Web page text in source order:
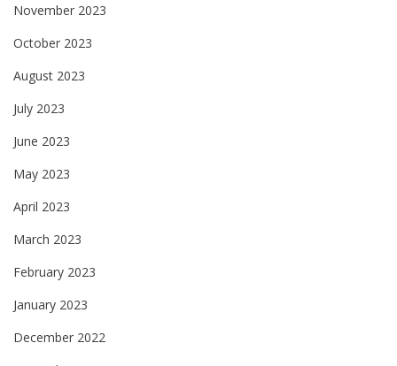
November 2023
October 2023
August 2023
July 2023
June 2023
May 2023
April 2023
March 2023
February 2023
January 2023
December 2022